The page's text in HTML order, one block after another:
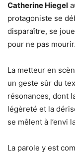
Catherine Hiegel
protagoniste se
disparaître, se
pour ne pas mourir.
La metteur en
un geste sûr du
résonances, dont
légèreté et la
se mêlent à l’envi
La parole y est